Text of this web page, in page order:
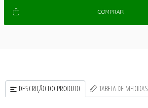
COMPRAR
DESCRIÇÃO DO PRODUTO TABELA DE MEDIDAS